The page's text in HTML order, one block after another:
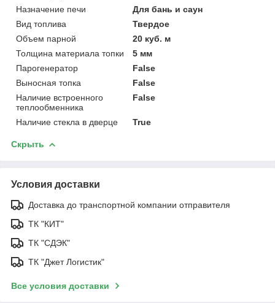
Назначение печи
Для бань и саун
Вид топлива
Твердое
Объем парной
20 куб. м
Толщина материала топки
5 мм
Парогенератор
False
Выносная топка
False
Наличие встроенного
теплообменника
False
Наличие стекла в дверце True
Скрыть
Условия доставки
Доставка до транспортной компании отправителя
ТК "КИТ"
ТК "СДЭК"
ТК "Джет Логистик"
Все условия доставки